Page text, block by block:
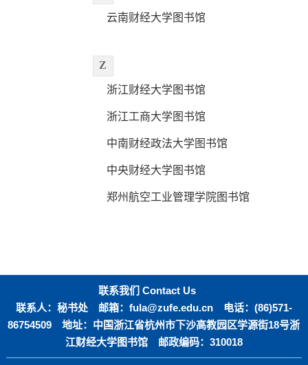
云南财经大学图书馆
Z
浙江财经大学图书馆
浙江工商大学图书馆
中南财经政法大学图书馆
中央财经大学图书馆
郑州航空工业管理学院图书馆
联系我们 Contact Us
联系人：秘书处 邮箱：fula@zufe.edu.cn 电话：(86)571-
86754509 地址：中国浙江省杭州市下沙高教园区学源街18号浙
江财经大学图书馆 邮政编码：310018